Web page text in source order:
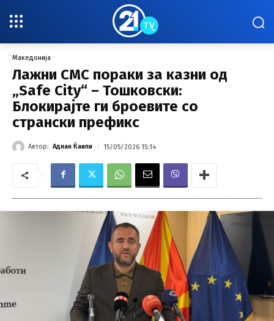
Македонија
Лажни СМС пораки за казни од
„Safe City“ – Тошковски:
Блокирајте ги броевите со
странски префикс
Автор: Аднан Ќаили 15/05/2026 15:14